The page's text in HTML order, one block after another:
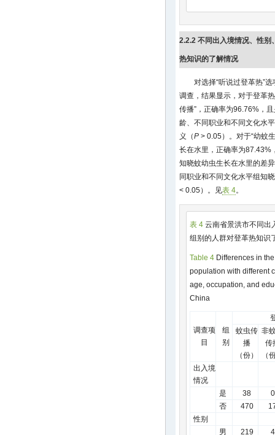
平
小学及
以下
初中 140
高中
153
大学及
以上
198
注：- 无此数据；a因存
精确检验，直接获取P值
2.2.2 不同出入境情况、性别
热知识的了解情况
对选择“听说过登革热”
调查，结果显示，对于登革
传播”，正确率为96.76%，
龄、不同职业和不同文化水
义（P > 0.05）。对于“幼蚊
长在水里，正确率为87.43%
知晓蚊幼虫生长在水里的差
同职业和不同文化水平组知
< 0.05）。见表 4。
表 4 云南省景洪市不同出
组别的人群对登革热知识
Table 4 Differences in
population with different
age, occupation, and
China
调查项
目
组
别
蚊虫传
播
（份）
非
传
（
出入境
情况
是
38
0
否
470
性别
男
219 4